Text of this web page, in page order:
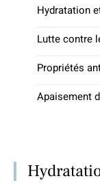
Hydratation
Lutte contre
Propriétés
Apaisement